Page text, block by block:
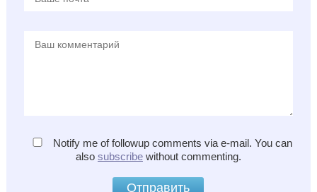
Notify me of followup comments via e-mail. You can
also subscribewithout commenting.